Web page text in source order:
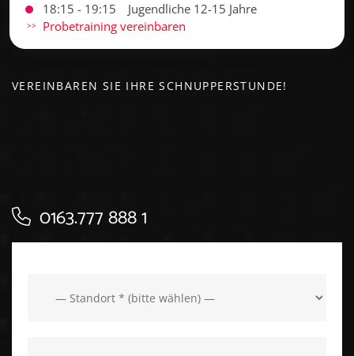
18:15 - 19:15
Jugendliche 12-15 Jahre
Probetraining vereinbaren
VEREINBAREN SIE IHRE SCHNUPPERSTUNDE!
0163.777 888 1